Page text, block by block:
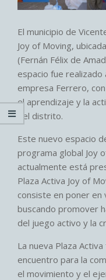
El municipio de
Joy of Moving,
(Fernán Félix de
espacio fue
empresa Ferrero,
el aprendizaje y la
del distrito.
Este nuevo espacio
programa global Joy
actualmente está
Plaza Activa Joy of
consiste en poner en
buscando promover
del juego activo y la
La nueva Plaza
encuentro para la
el movimiento y el